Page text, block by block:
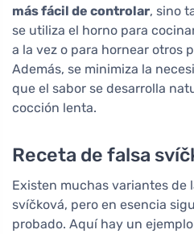
más fácil de controlar, sino
se utiliza el horno para
a la vez o para hornear otros
Además, se minimiza la
que el sabor se desarrolla
cocción lenta.
Receta de falsa
Existen muchas variantes de
svíčková, pero en esencia
probado. Aquí hay un